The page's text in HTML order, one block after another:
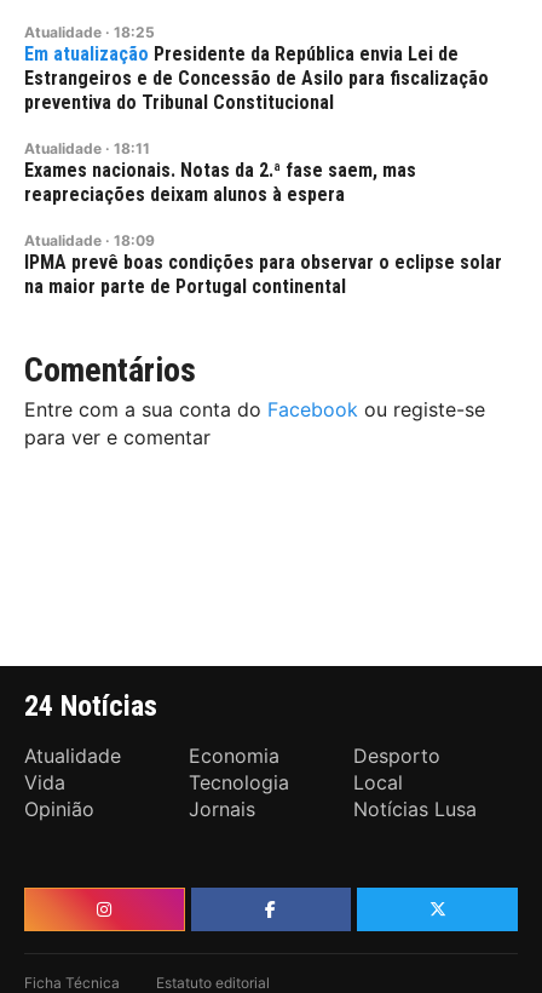
Atualidade · 18:25
Presidente da República envia Lei de
Estrangeiros e de Concessão de Asilo para fiscalização
preventiva do Tribunal Constitucional
Atualidade · 18:11
Exames nacionais. Notas da 2.ª fase saem, mas
reapreciações deixam alunos à espera
Atualidade · 18:09
IPMA prevê boas condições para observar o eclipse solar
na maior parte de Portugal continental
Comentários
Entre com a sua conta do Facebook ou registe-se
para ver e comentar
24 Notícias
Atualidade Economia
Desporto
Vida
Tecnologia
Local
Opinião
Jornais Notícias Lusa
Ficha Técnica Estatuto editorial